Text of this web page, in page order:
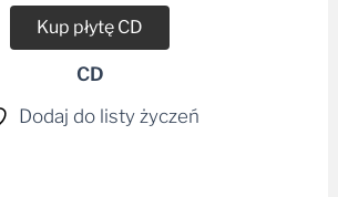
Kup płytę CD
CD
Dodaj do listy życzeń